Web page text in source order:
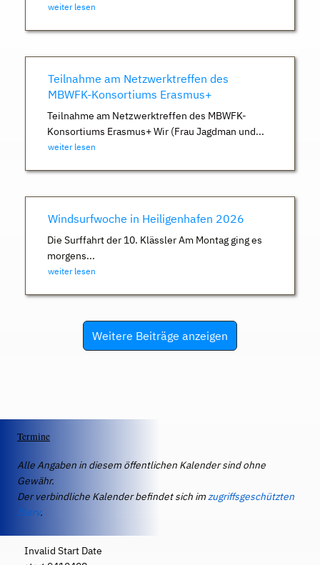
weiter lesen
Teilnahme am Netzwerktreffen des
MBWFK-Konsortiums Erasmus+
Teilnahme am Netzwerktreffen des MBWFK-
Konsortiums Erasmus+ Wir (Frau Jagdman und...
weiter lesen
Windsurfwoche in Heiligenhafen 2026
Die Surffahrt der 10. Klässler Am Montag ging es
morgens...
weiter lesen
Weitere Beiträge anzeigen
Termine
Alle Angaben in diesem öffentlichen Kalender sind ohne
Gewähr.
Der verbindliche Kalender befindet sich imzugriffsgeschützten
IServ.
Invalid Start Date